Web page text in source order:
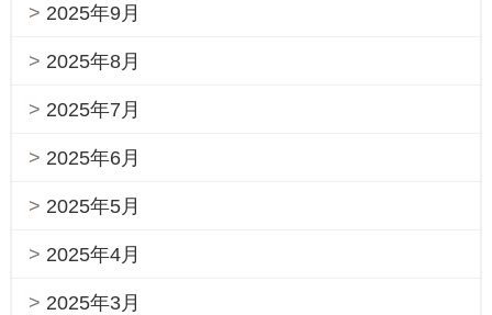
2025年9月
2025年8月
2025年7月
2025年6月
2025年5月
2025年4月
2025年3月